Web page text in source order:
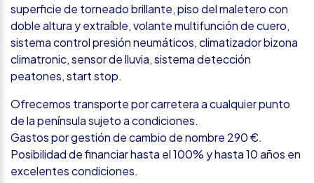
superficie de torneado brillante, piso del maletero con
doble altura y extraíble, volante multifunción de cuero,
sistema control presión neumáticos, climatizador bizona
climatronic, sensor de lluvia, sistema detección
peatones, start stop.
Ofrecemos transporte por carretera a cualquier punto
de la península sujeto a condiciones.
Gastos por gestión de cambio de nombre 290 €.
Posibilidad de financiar hasta el 100% y hasta 10 años en
excelentes condiciones.